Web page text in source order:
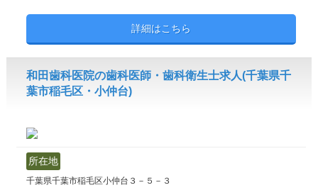
詳細はこちら
和田歯科医院の歯科医師・歯科衛生士求人(千葉県千
葉市稲毛区・小仲台)
所在地
千葉県千葉市稲毛区小仲台３－５－３